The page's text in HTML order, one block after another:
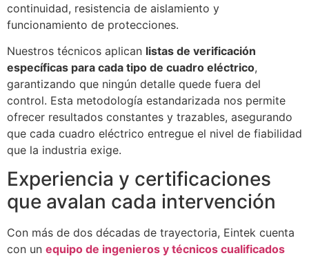
continuidad, resistencia de aislamiento y
funcionamiento de protecciones.
Nuestros técnicos aplican listas de verificación
específicas para cada tipo de cuadro eléctrico,
garantizando que ningún detalle quede fuera del
control. Esta metodología estandarizada nos permite
ofrecer resultados constantes y trazables, asegurando
que cada cuadro eléctrico entregue el nivel de fiabilidad
que la industria exige.
Experiencia y certificaciones
que avalan cada intervención
Con más de dos décadas de trayectoria, Eintek cuenta
con un equipo de ingenieros y técnicos cualificados